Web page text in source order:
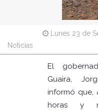
Lunes 23 de
Noticias
El
Guaira,
informó que,
horas y